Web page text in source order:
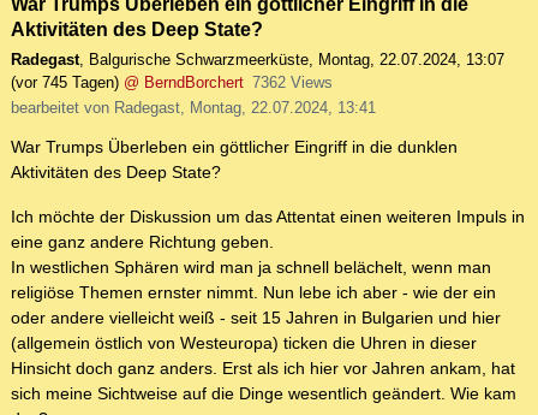
Aktivitäten des Deep State?
Radegast, Balgurische Schwarzmeerküste, Montag, 22.07.2024, 13:07
(vor 745 Tagen) @ BerndBorchert 7362 Views
bearbeitet von Radegast, Montag, 22.07.2024, 13:41
War Trumps Überleben ein göttlicher Eingriff in die dunklen
Aktivitäten des Deep State?
Ich möchte der Diskussion um das Attentat einen weiteren Impuls in
eine ganz andere Richtung geben.
In westlichen Sphären wird man ja schnell belächelt, wenn man
religiöse Themen ernster nimmt. Nun lebe ich aber - wie der ein
oder andere vielleicht weiß - seit 15 Jahren in Bulgarien und hier
(allgemein östlich von Westeuropa) ticken die Uhren in dieser
Hinsicht doch ganz anders. Erst als ich hier vor Jahren ankam, hat
sich meine Sichtweise auf die Dinge wesentlich geändert. Wie kam